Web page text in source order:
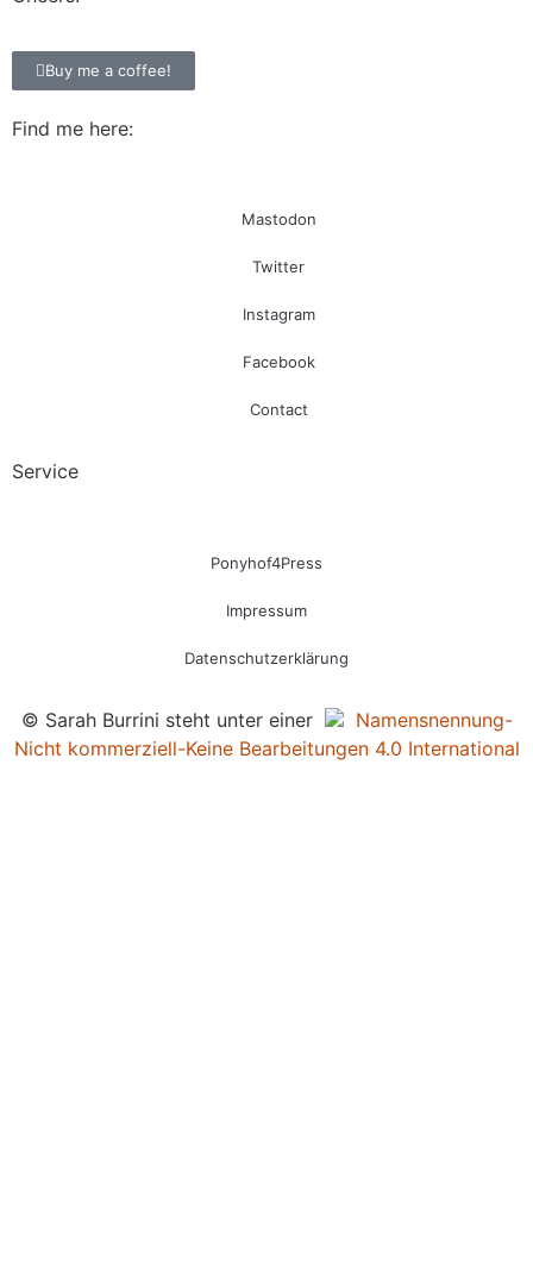
Buy me a coffee!
Find me here:
Mastodon
Twitter
Instagram
Facebook
Contact
Service
Ponyhof4Press
Impressum
Datenschutzerklärung
© Sarah Burrini steht unter einer
Namensnennung-
Nicht kommerziell-Keine Bearbeitungen 4.0 International